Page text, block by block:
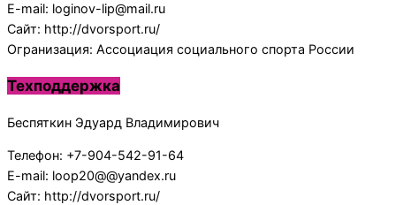
E-mail: loginov-lip@mail.ru
Сайт: http://dvorsport.ru/
Огранизация: Ассоциация социального спорта России
Техподдержка
Беспяткин Эдуард Владимирович
Телефон: +7-904-542-91-64
E-mail: loop20@@yandex.ru
Сайт: http://dvorsport.ru/